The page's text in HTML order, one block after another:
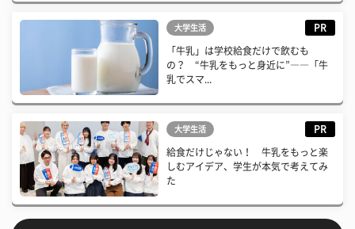
大学生活 PR
「牛乳」は学校給食だけで飲むも
の？ “牛乳をもっと身近に”――「牛
乳でスマ...
大学生活 PR
給食だけじゃない！ 牛乳をもっと楽
しむアイデア、学生が本気で考えてみ
た